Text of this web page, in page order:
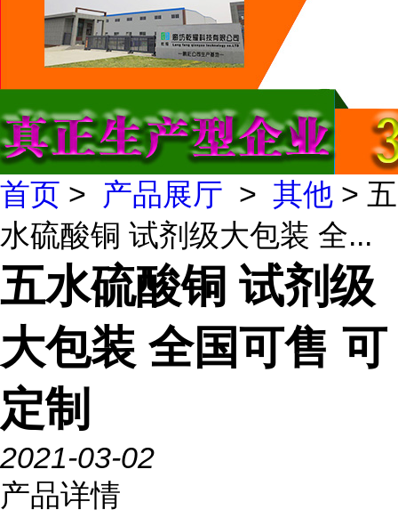
首页 > 产品展厅 > 其他 > 五
水硫酸铜 试剂级大包装 全...
五水硫酸铜 试剂级
大包装 全国可售 可
定制
2021-03-02
产品详情